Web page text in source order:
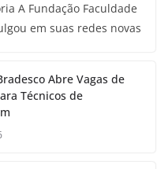
A Fundação Faculdade
em suas redes novas
Abre Vagas de
Técnicos de